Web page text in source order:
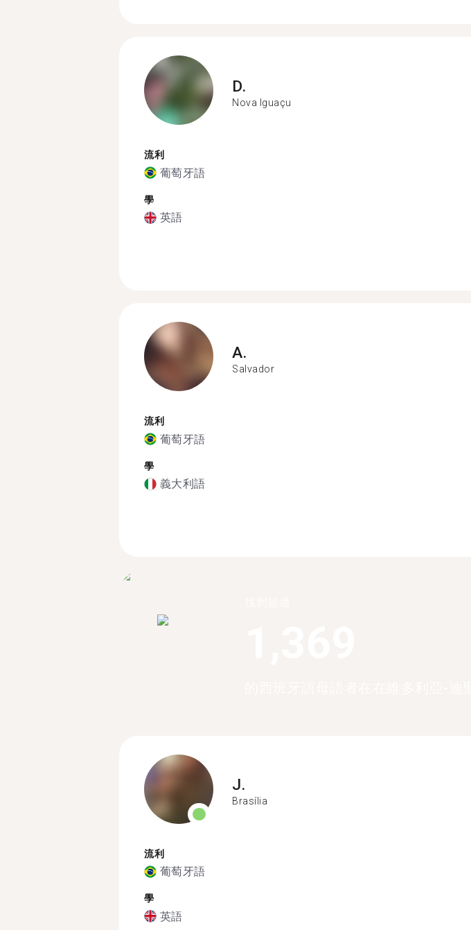
D.
Nova Iguaçu
流利
葡萄牙語
學
英語
A.
Salvador
流利
葡萄牙語
學
義大利語
J.
Brasília
流利
葡萄牙語
學
英語